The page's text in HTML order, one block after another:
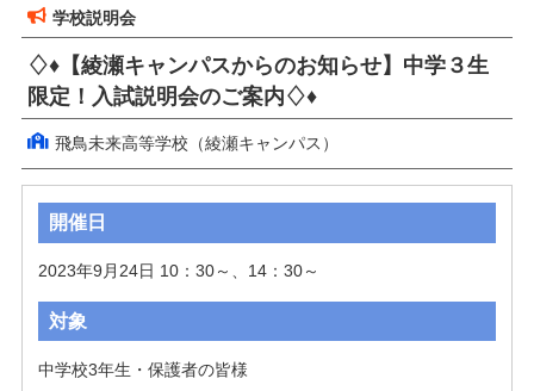
学校説明会
♢♦【綾瀬キャンパスからのお知らせ】中学３生
限定！入試説明会のご案内♢♦
飛鳥未来高等学校（綾瀬キャンパス）
開催日
2023年9月24日 10：30～、14：30～
対象
中学校3年生・保護者の皆様